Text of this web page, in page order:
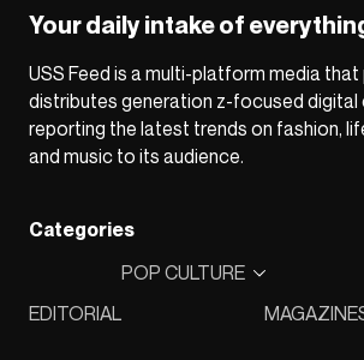
Your daily intake of
USS Feed is a multi-platform media
distributes generation z-focused digital
reporting the latest trends on fashion,
and music to its audience.
Categories
EDITORIAL
POP CULTURE